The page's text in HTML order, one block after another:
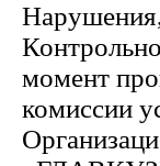
момент
комиссии